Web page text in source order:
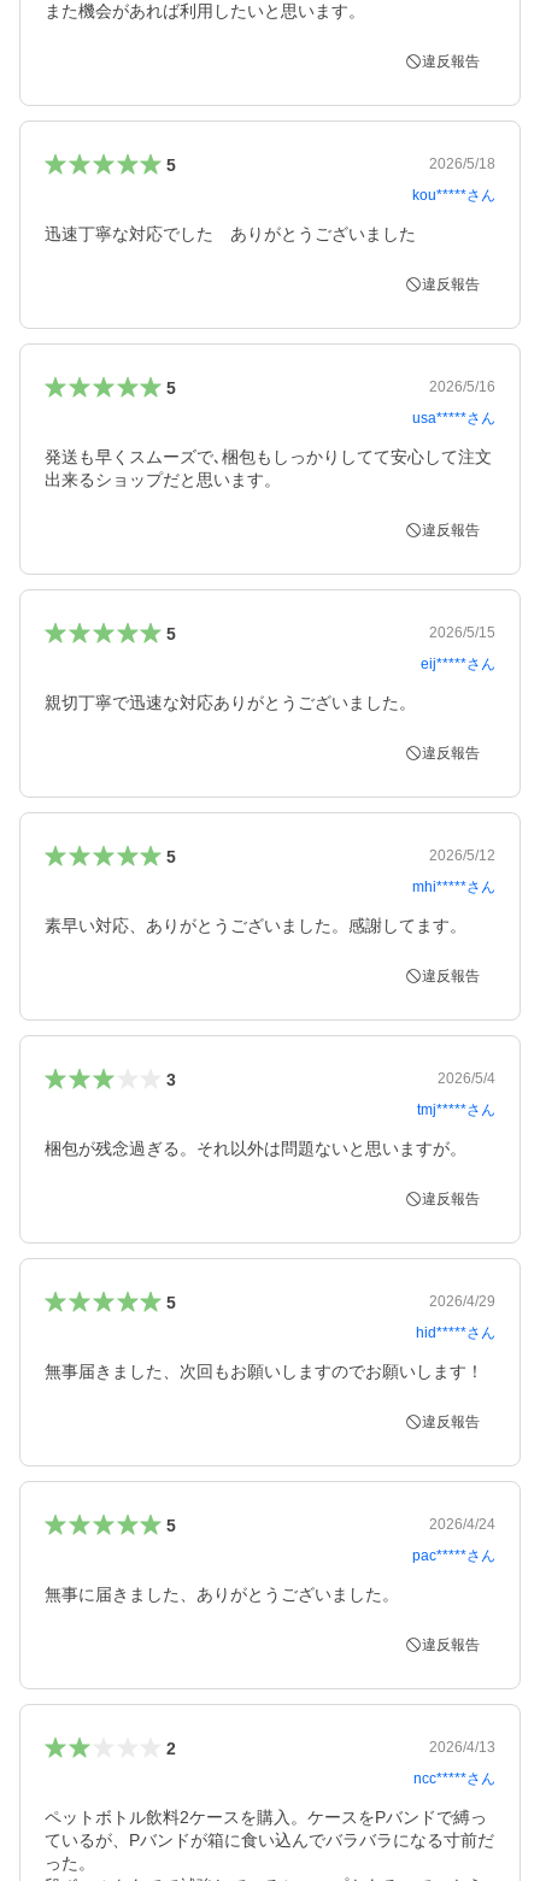
また機会があれば利用したいと思います。
違反報告
5
2026/5/18
kou*****さん
迅速丁寧な対応でした　ありがとうございました
違反報告
5
2026/5/16
usa*****さん
発送も早くスムーズで､梱包もしっかりしてて安心して注文
出来るショップだと思います。
違反報告
5
2026/5/15
eij*****さん
親切丁寧で迅速な対応ありがとうございました。
違反報告
5
2026/5/12
mhi*****さん
素早い対応、ありがとうございました。感謝してます。
違反報告
3
2026/5/4
tmj*****さん
梱包が残念過ぎる。それ以外は問題ないと思いますが。
違反報告
5
2026/4/29
hid*****さん
無事届きました、次回もお願いしますのでお願いします！
違反報告
5
2026/4/24
pac*****さん
無事に届きました、ありがとうございました。
違反報告
2
2026/4/13
ncc*****さん
ペットボトル飲料2ケースを購入。ケースをPバンドで縛っ
ているが、Pバンドが箱に食い込んでバラバラになる寸前だ
った。